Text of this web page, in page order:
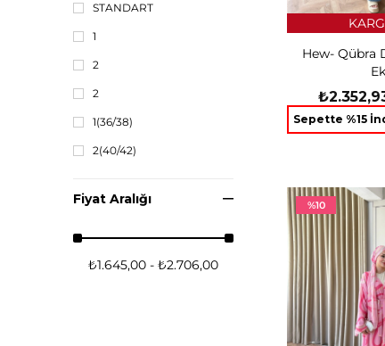
STANDART
1
2
2
1(36/38)
2(40/42)
Fiyat Aralığı
₺1.645,00 - ₺2.706,00
Hew- Qübra
Sepette %15
%10